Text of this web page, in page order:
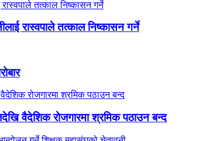
रास्वपाले तत्काल निष्कासन गर्ने
वैदेशिक रोजगारमा श्रमिक पठाउन बन्द